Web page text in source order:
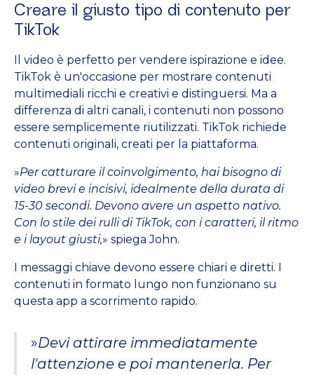
Creare il giusto tipo di contenuto per
TikTok
Il video è perfetto per vendere ispirazione e idee.
TikTok è un'occasione per mostrare contenuti
multimediali ricchi e creativi e distinguersi. Ma a
differenza di altri canali, i contenuti non possono
essere semplicemente riutilizzati. TikTok richiede
contenuti originali, creati per la piattaforma.
»Per catturare il coinvolgimento, hai bisogno di
video brevi e incisivi, idealmente della durata di
15-30 secondi. Devono avere un aspetto nativo.
Con lo stile dei rulli di TikTok, con i caratteri, il ritmo
e i layout giusti,» spiega John.
I messaggi chiave devono essere chiari e diretti. I
contenuti in formato lungo non funzionano su
questa app a scorrimento rapido.
»Devi attirare immediatamente
l'attenzione e poi mantenerla. Per